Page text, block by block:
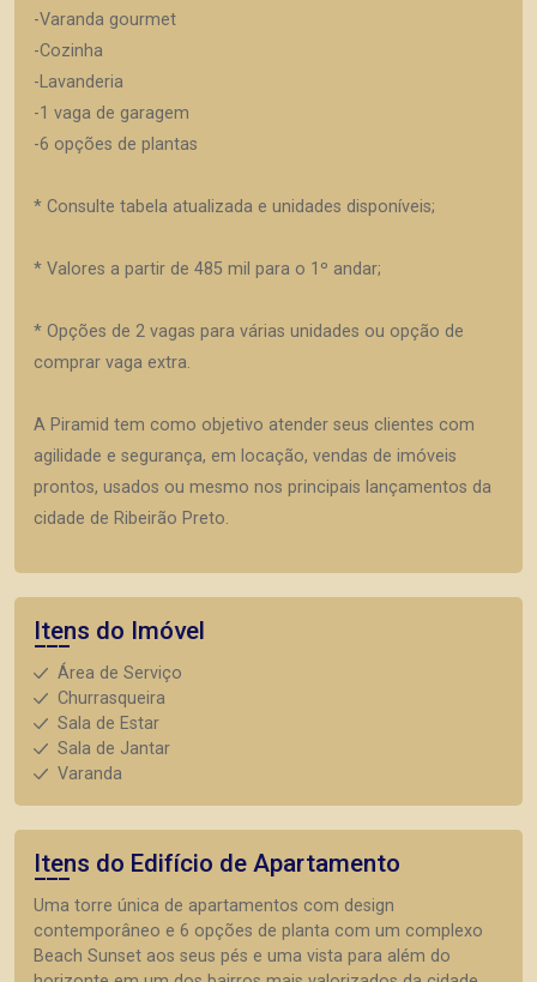
-Varanda gourmet
-Cozinha
-Lavanderia
-1 vaga de garagem
-6 opções de plantas
* Consulte tabela atualizada e unidades disponíveis;
* Valores a partir de 485 mil para o 1º andar;
* Opções de 2 vagas para várias unidades ou opção de
comprar vaga extra.
A Piramid tem como objetivo atender seus clientes com
agilidade e segurança, em locação, vendas de imóveis
prontos, usados ou mesmo nos principais lançamentos da
cidade de Ribeirão Preto.
Itens do Imóvel
Área de Serviço
Churrasqueira
Sala de Estar
Sala de Jantar
Varanda
Itens do Edifício de Apartamento
Uma torre única de apartamentos com design
contemporâneo e 6 opções de planta com um complexo
Beach Sunset aos seus pés e uma vista para além do